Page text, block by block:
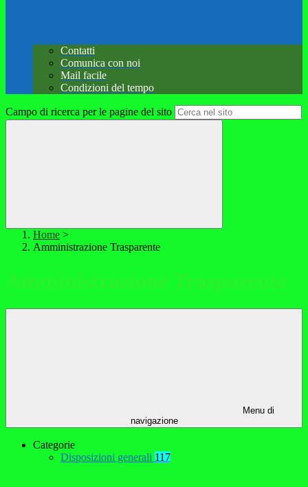
Contatti
Comunica con noi
Mail facile
Condizioni del tempo
Campo di ricerca per le pagine del sito
Home >
Amministrazione Trasparente
Amministrazione Trasparente
Menu di
navigazione
Categorie
Disposizioni generali 117